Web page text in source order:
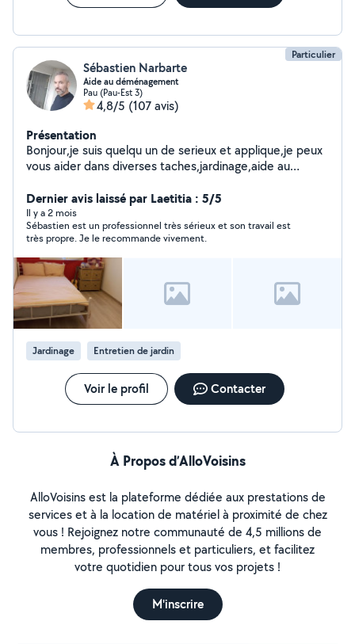
Particulier
Sébastien Narbarte
Aide au déménagement
Pau (Pau-Est 3)
4,8/5 (107 avis)
Présentation
Bonjour,je suis quelqu un de serieux et applique,je peux
vous aider dans diverses taches,jardinage,aide au
Dernier avis laissé par Laetitia : 5/5
Il y a 2 mois
Sébastien est un professionnel très sérieux et son travail est
très propre. Je le recommande vivement.
Jardinage Entretien de jardin
Voir le profil Contacter
À Propos d’AlloVoisins
AlloVoisins est la plateforme dédiée aux prestations de
services et à la location de matériel à proximité de chez
vous ! Rejoignez notre communauté de 4,5 millions de
membres, professionnels et particuliers, et facilitez
votre quotidien pour tous vos projets !
M'inscrire